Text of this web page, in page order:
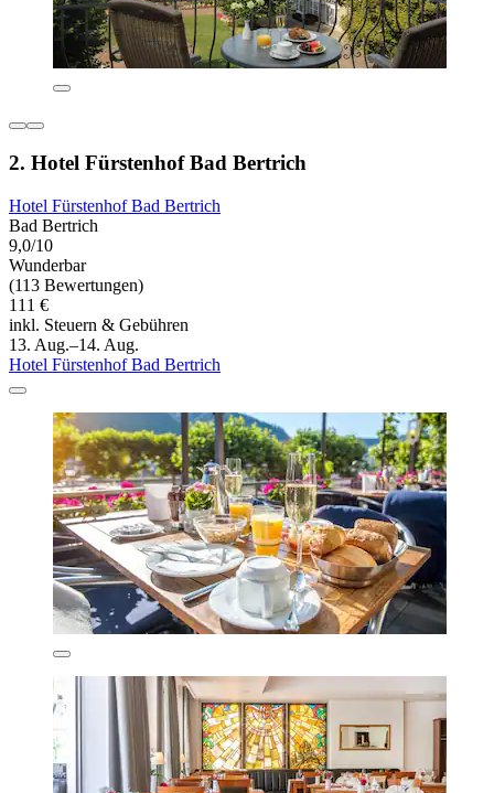
2. Hotel Fürstenhof Bad Bertrich
Hotel Fürstenhof Bad Bertrich
Bad Bertrich
9,0/10
Wunderbar
(113 Bewertungen)
111 €
inkl. Steuern & Gebühren
13. Aug.–14. Aug.
Hotel Fürstenhof Bad Bertrich